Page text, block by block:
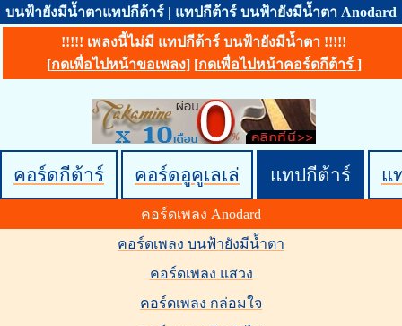
บนฟ้ายังมีน้ำตาแทปกีต้าร์ | แทปกีต้าร์ บนฟ้ายังมีน้ำตา Anodard
!!!!! เพลงนี้ไม่มี แทปกีต้าร์ บนฟ้ายังมีน้ำตา !!!!!
[กดเพื่อไปหน้าขอเพลง] [กดเพื่อไปหน้าคอร์ดกีต้าร์ ]
คอร์ดกีต้าร์ คอร์ดอูคูเลเล่ แทปกีต้าร์ แ
คอร์ดเพลง Anodard
คอร์ดเพลง บนฟ้ายังมีน้ำตา
คอร์ดเพลง แสวง
คอร์ดเพลง กล่อมใจ